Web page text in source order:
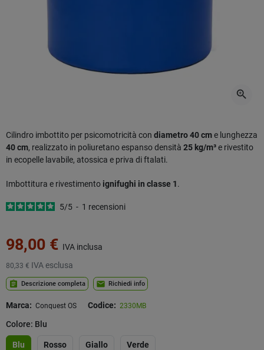
zoom_in
Cilindro imbottito per psicomotricità con diametro 40 cme lunghezza
40 cm, realizzato in poliuretano espanso densità 25 kg/m³e rivestito
in ecopelle lavabile, atossica e priva di ftalati.
Imbottitura e rivestimento ignifughi in classe 1.
5/5 - 1 recensioni
98,00 € IVA inclusa
80,33 € IVA esclusa
assignment Descrizione completa mail Richiedi info
Marca: Conquest OS Codice: 2330MB
Colore: Blu
Blu Rosso Giallo Verde